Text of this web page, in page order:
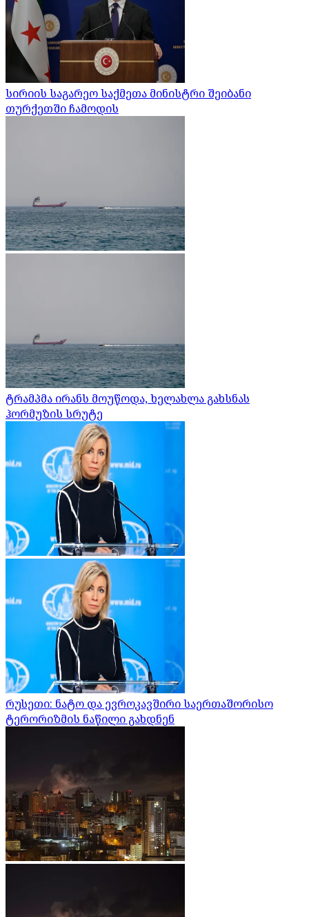
სირიის საგარეო საქმეთა მინისტრი შეიბანი
თურქეთში ჩამოდის
ტრამპმა ირანს მოუწოდა, ხელახლა გახსნას
ჰორმუზის სრუტე
რუსეთი: ნატო და ევროკავშირი საერთაშორისო
ტერორიზმის ნაწილი გახდნენ